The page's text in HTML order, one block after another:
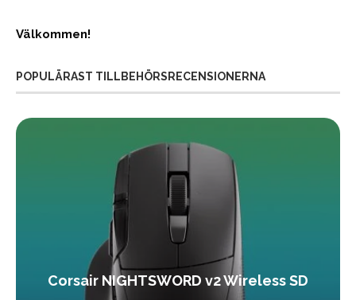
Välkommen!
POPULÄRAST TILLBEHÖRSRECENSIONERNA
Corsair NIGHTSWORD v2 Wireless SD